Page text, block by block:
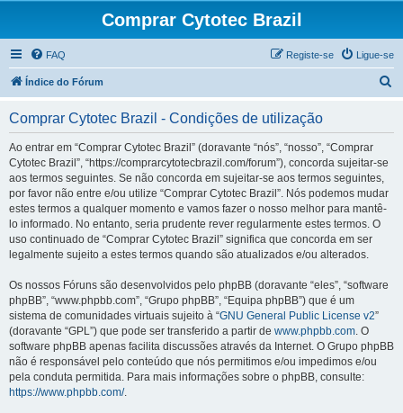
Comprar Cytotec Brazil
FAQ Ligue-se
Registe-se
Índice do Fórum
Comprar Cytotec Brazil - Condições de utilização
Ao entrar em “Comprar Cytotec Brazil” (doravante “nós”, “nosso”, “Comprar
Cytotec Brazil”, “https://comprarcytotecbrazil.com/forum”), concorda sujeitar-se
aos termos seguintes. Se não concorda em sujeitar-se aos termos seguintes,
por favor não entre e/ou utilize “Comprar Cytotec Brazil”. Nós podemos mudar
estes termos a qualquer momento e vamos fazer o nosso melhor para mantê-
lo informado. No entanto, seria prudente rever regularmente estes termos. O
uso continuado de “Comprar Cytotec Brazil” significa que concorda em ser
legalmente sujeito a estes termos quando são atualizados e/ou alterados.
Os nossos Fóruns são desenvolvidos pelo phpBB (doravante “eles”, “software
phpBB”, “www.phpbb.com”, “Grupo phpBB”, “Equipa phpBB”) que é um
sistema de comunidades virtuais sujeito à “GNU General Public License v2”
(doravante “GPL”) que pode ser transferido a partir de www.phpbb.com. O
software phpBB apenas facilita discussões através da Internet. O Grupo phpBB
não é responsável pelo conteúdo que nós permitimos e/ou impedimos e/ou
pela conduta permitida. Para mais informações sobre o phpBB, consulte:
https://www.phpbb.com/.